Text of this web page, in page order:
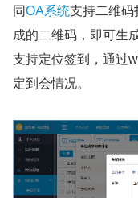
同OA系统支持二维码
成的二维码，即可生
支持定位签到，通过
定到会情况。